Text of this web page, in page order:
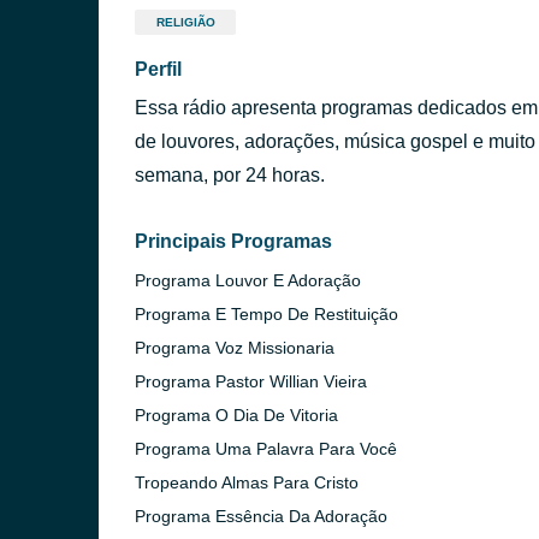
RELIGIÃO
Perfil
Essa rádio apresenta programas dedicados
de louvores, adorações, música gospel e
semana, por 24 horas.
Principais Programas
Programa Louvor E Adoração
Programa E Tempo De Restituição
Programa Voz Missionaria
Programa Pastor Willian Vieira
Programa O Dia De Vitoria
Programa Uma Palavra Para Você
Tropeando Almas Para Cristo
Programa Essência Da Adoração